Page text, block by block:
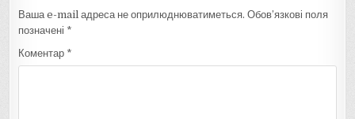
Ваша e-mail адреса не оприлюднюватиметься. Обов’язкові поля
позначені *
Коментар *